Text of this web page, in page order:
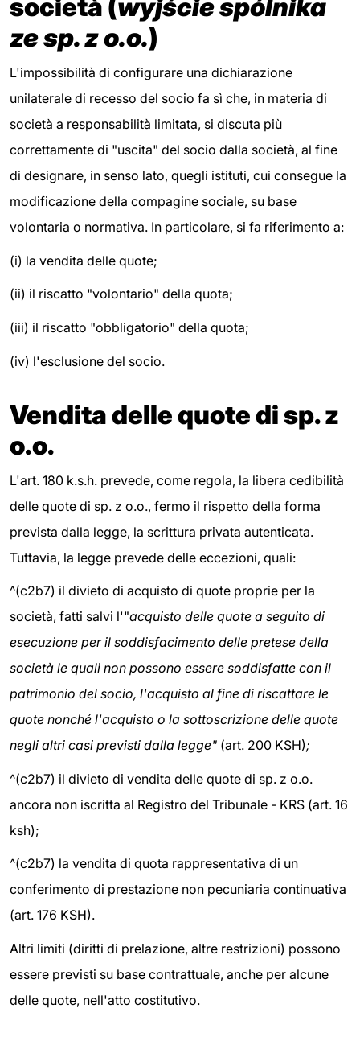
società (wyjście spólnika
ze sp. z o.o.)
L'impossibilità di configurare una dichiarazione
unilaterale di recesso del socio fa sì che, in materia di
società a responsabilità limitata, si discuta più
correttamente di "uscita" del socio dalla società, al fine
di designare, in senso lato, quegli istituti, cui consegue la
modificazione della compagine sociale, su base
volontaria o normativa. In particolare, si fa riferimento a:
(i) la vendita delle quote;
(ii) il riscatto "volontario" della quota;
(iii) il riscatto "obbligatorio" della quota;
(iv) l'esclusione del socio.
Vendita delle quote di sp. z
o.o.
L'art. 180 k.s.h. prevede, come regola, la libera cedibilità
delle quote di sp. z o.o., fermo il rispetto della forma
prevista dalla legge, la scrittura privata autenticata.
Tuttavia, la legge prevede delle eccezioni, quali:
^(c2b7) il divieto di acquisto di quote proprie per la
società, fatti salvi l'"acquisto delle quote a seguito di
esecuzione per il soddisfacimento delle pretese della
società le quali non possono essere soddisfatte con il
patrimonio del socio, l'acquisto al fine di riscattare le
quote nonché l'acquisto o la sottoscrizione delle quote
negli altri casi previsti dalla legge" (art. 200 KSH);
^(c2b7) il divieto di vendita delle quote di sp. z o.o.
ancora non iscritta al Registro del Tribunale - KRS (art. 16
ksh);
^(c2b7) la vendita di quota rappresentativa di un
conferimento di prestazione non pecuniaria continuativa
(art. 176 KSH).
Altri limiti (diritti di prelazione, altre restrizioni) possono
essere previsti su base contrattuale, anche per alcune
delle quote, nell'atto costitutivo.